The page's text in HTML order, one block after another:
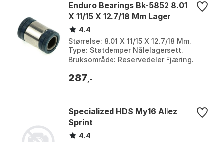
Enduro Bearings Bk-5852 8.01
X 11/15 X 12.7/18 Mm Lager
4.4
Størrelse: 8.01 X 11/15 X 12.7/18 Mm.
Type: Støtdemper Nålelagersett.
Bruksområde: Reservedeler Fjæring.
Størrelse: One S...
287 ,-
Specialized HDS My16 Allez
Sprint
4.4